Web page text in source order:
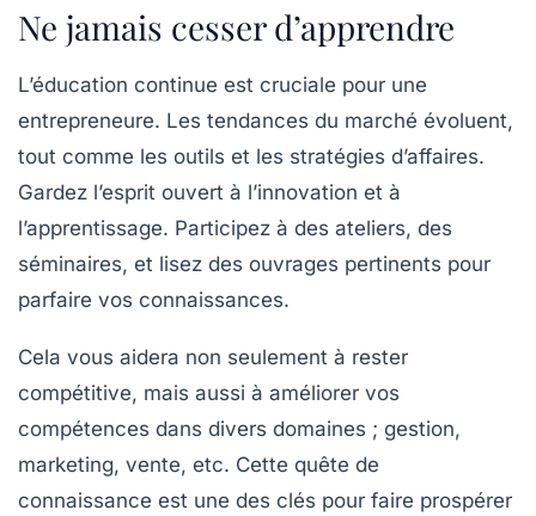
Ne jamais cesser d’apprendre
L’éducation continue est cruciale pour une
entrepreneure. Les tendances du marché évoluent,
tout comme les outils et les stratégies d’affaires.
Gardez l’esprit ouvert à l’innovation et à
l’apprentissage. Participez à des ateliers, des
séminaires, et lisez des ouvrages pertinents pour
parfaire vos connaissances.
Cela vous aidera non seulement à rester
compétitive, mais aussi à améliorer vos
compétences dans divers domaines ; gestion,
marketing, vente, etc. Cette quête de
connaissance est une des clés pour faire prospérer